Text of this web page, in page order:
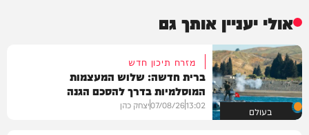
אולי יעניין אותך גם
בעולם
מזרח תיכון חדש
ברית חדשה: שלוש המעצמות
המוסלמיות בדרך להסכם הגנה
13:02
07/08/26יצחק כהן